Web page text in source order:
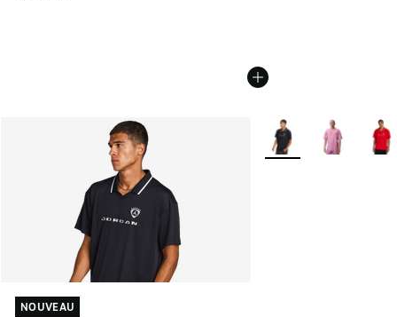
NOUVEAU
NOUVEAU
Plus de couleurs